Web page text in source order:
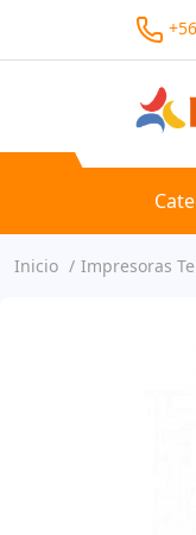
Inicio Impresoras